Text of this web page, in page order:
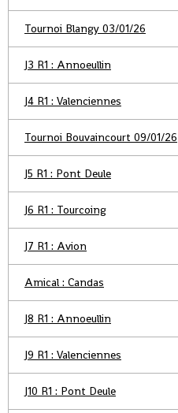
Tournoi Blangy 03/01/26
J3 R1 : Annoeullin
J4 R1 : Valenciennes
Tournoi Bouvaincourt 09/01/26
J5 R1 : Pont Deule
J6 R1 : Tourcoing
J7 R1 : Avion
Amical : Candas
J8 R1 : Annoeullin
J9 R1 : Valenciennes
J10 R1 : Pont Deule